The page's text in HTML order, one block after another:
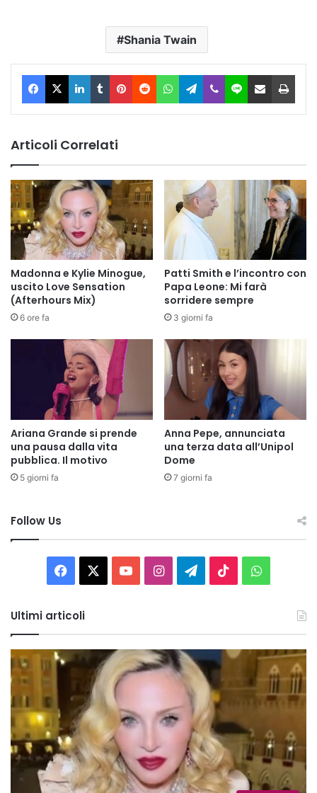
Shania Twain
Facebook
X LinkedIn
TumblrPinterest
RedditWhatsAppTelegram
ViberLine Condividi via Email
Articoli Correlati
Madonna e Kylie Minogue,
uscito Love Sensation
(Afterhours Mix)
6 ore fa
Patti Smith e l’incontro con
Papa Leone: Mi farà
sorridere sempre
3 giorni fa
Ariana Grande si prende
una pausa dalla vita
pubblica. Il motivo
5 giorni fa
Anna Pepe, annunciata
una terza data all’Unipol
Dome
7 giorni fa
Follow Us
Facebook You InstagramTelegram
TikTok
Ultimi articoli